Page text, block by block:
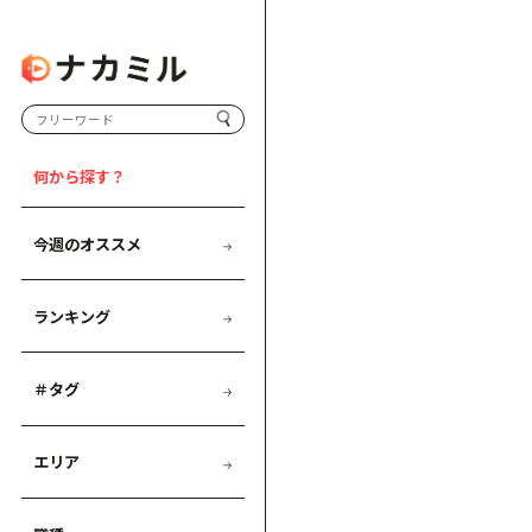
何から探す？
今週のオススメ
ランキング
＃タグ
エリア